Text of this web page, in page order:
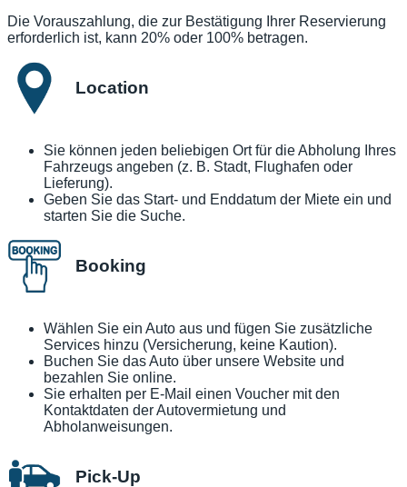
Die Vorauszahlung, die zur Bestätigung Ihrer Reservierung
erforderlich ist, kann 20% oder 100% betragen.
Location
Sie können jeden beliebigen Ort für die Abholung Ihres
Fahrzeugs angeben (z. B. Stadt, Flughafen oder
Lieferung).
Geben Sie das Start- und Enddatum der Miete ein und
starten Sie die Suche.
Booking
Wählen Sie ein Auto aus und fügen Sie zusätzliche
Services hinzu (Versicherung, keine Kaution).
Buchen Sie das Auto über unsere Website und
bezahlen Sie online.
Sie erhalten per E-Mail einen Voucher mit den
Kontaktdaten der Autovermietung und
Abholanweisungen.
Pick-Up